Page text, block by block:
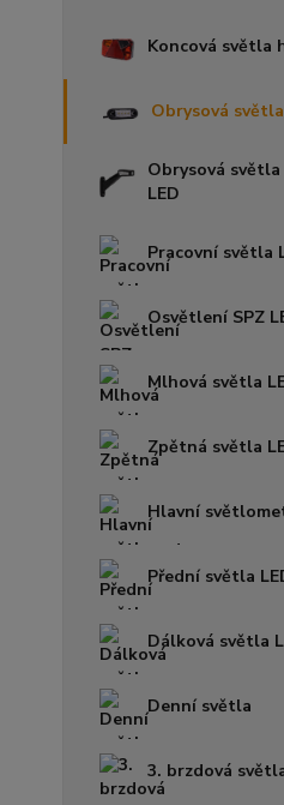
Koncová světla
Obrysová
Obrysová
LED
Pracovní světla
Osvětlení SPZ
Mlhová světla
Zpětná světla
Hlavní
Přední světla
Dálková světla
Denní světla
3. brzdová